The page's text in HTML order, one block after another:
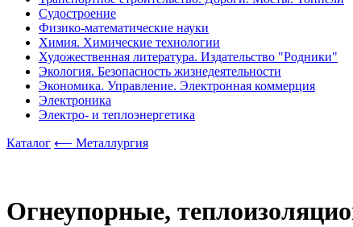
Судостроение
Физико-математические науки
Химия. Химические технологии
Художественная литература. Издательство "Родники"
Экология. Безопасность жизнедеятельности
Экономика. Управление. Электронная коммерция
Электроника
Электро- и теплоэнергетика
Каталог ⟵ Металлургия
Огнеупорные,